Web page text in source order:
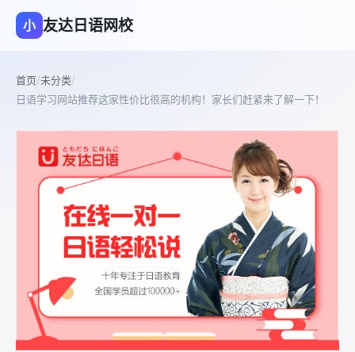
小 友达日语网校
首页/未分类/
日语学习网站推荐这家性价比很高的机构！家长们赶紧来了解一下！